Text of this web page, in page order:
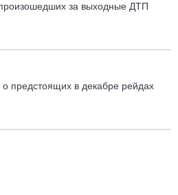
за выходные ДТП
предстоящих в декабре рейдах